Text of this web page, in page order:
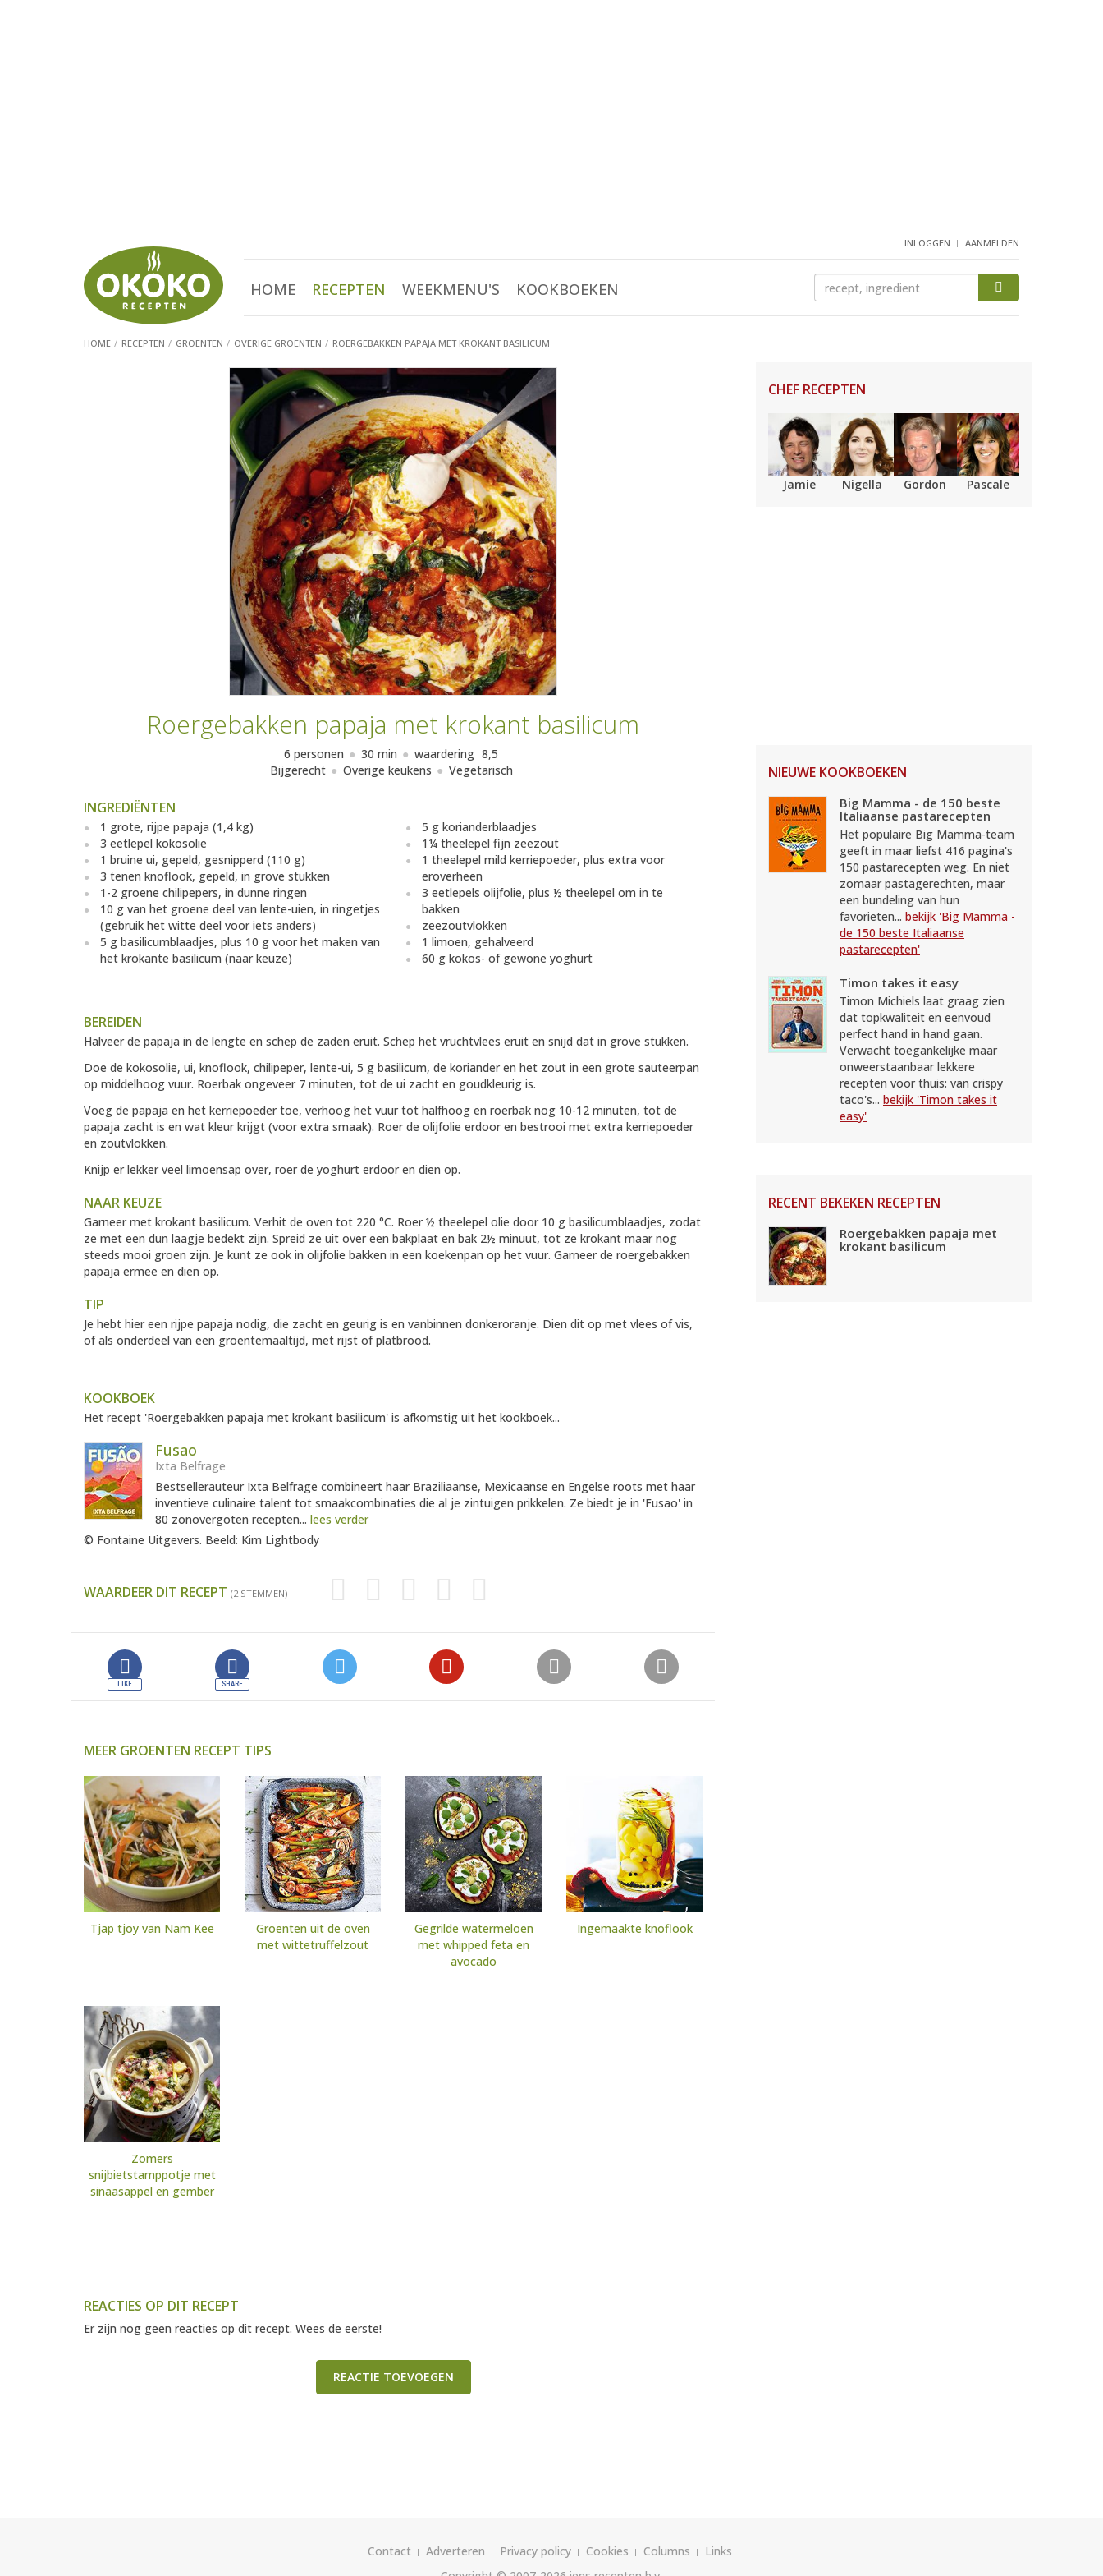
INLOGGEN AANMELDEN
HOME RECEPTEN WEEKMENU'S KOOKBOEKEN
HOME RECEPTEN GROENTEN OVERIGE GROENTEN ROERGEBAKKEN PAPAJA MET KROKANT BASILICUM
Roergebakken papaja met krokant basilicum
6 personen 30 min waardering 8,5
Bijgerecht
Overige keukens Vegetarisch
INGREDIËNTEN
1 grote, rijpe papaja (1,4 kg)
3 eetlepel kokosolie
1 bruine ui, gepeld, gesnipperd (110 g)
3 tenen knoflook, gepeld, in grove stukken
1-2 groene chilipepers, in dunne ringen
10 g van het groene deel van lente-uien, in ringetjes
(gebruik het witte deel voor iets anders)
5 g basilicumblaadjes, plus 10 g voor het maken van
het krokante basilicum (naar keuze)
5 g korianderblaadjes
1¼ theelepel fijn zeezout
1 theelepel mild kerriepoeder, plus extra voor
eroverheen
3 eetlepels olijfolie, plus ½ theelepel om in te
bakken
zeezoutvlokken
1 limoen, gehalveerd
60 g kokos- of gewone yoghurt
BEREIDEN
Halveer de papaja in de lengte en schep de zaden eruit. Schep het vruchtvlees eruit en snijd dat in grove stukken.
Doe de kokosolie, ui, knoflook, chilipeper, lente-ui, 5 g basilicum, de koriander en het zout in een grote sauteerpan
op middelhoog vuur. Roerbak ongeveer 7 minuten, tot de ui zacht en goudkleurig is.
Voeg de papaja en het kerriepoeder toe, verhoog het vuur tot halfhoog en roerbak nog 10-12 minuten, tot de
papaja zacht is en wat kleur krijgt (voor extra smaak). Roer de olijfolie erdoor en bestrooi met extra kerriepoeder
en zoutvlokken.
Knijp er lekker veel limoensap over, roer de yoghurt erdoor en dien op.
NAAR KEUZE
Garneer met krokant basilicum. Verhit de oven tot 220 °C. Roer ½ theelepel olie door 10 g basilicumblaadjes, zodat
ze met een dun laagje bedekt zijn. Spreid ze uit over een bakplaat en bak 2½ minuut, tot ze krokant maar nog
steeds mooi groen zijn. Je kunt ze ook in olijfolie bakken in een koekenpan op het vuur. Garneer de roergebakken
papaja ermee en dien op.
TIP
Je hebt hier een rijpe papaja nodig, die zacht en geurig is en vanbinnen donkeroranje. Dien dit op met vlees of vis,
of als onderdeel van een groentemaaltijd, met rijst of platbrood.
KOOKBOEK
Het recept 'Roergebakken papaja met krokant basilicum' is afkomstig uit het kookboek...
Fusao
Ixta Belfrage
Bestsellerauteur Ixta Belfrage combineert haar Braziliaanse, Mexicaanse en Engelse roots met haar
inventieve culinaire talent tot smaakcombinaties die al je zintuigen prikkelen. Ze biedt je in 'Fusao' in
80 zonovergoten recepten... lees verder
© Fontaine Uitgevers. Beeld: Kim Lightbody
WAARDEER DIT RECEPT (2 STEMMEN)
MEER GROENTEN RECEPT TIPS
Tjap tjoy van Nam Kee
Groenten uit de oven
met wittetruffelzout
Gegrilde watermeloen
met whipped feta en
avocado
Ingemaakte knoflook
Zomers
snijbietstamppotje met
sinaasappel en gember
REACTIES OP DIT RECEPT
Er zijn nog geen reacties op dit recept. Wees de eerste!
REACTIE TOEVOEGEN
CHEF RECEPTEN
Jamie Nigella Gordon Pascale
NIEUWE KOOKBOEKEN
Big Mamma - de 150 beste
Italiaanse pastarecepten
Het populaire Big Mamma-team
geeft in maar liefst 416 pagina's
150 pastarecepten weg. En niet
zomaar pastagerechten, maar
een bundeling van hun
favorieten... bekijk 'Big Mamma -
de 150 beste Italiaanse
pastarecepten'
Timon takes it easy
Timon Michiels laat graag zien
dat topkwaliteit en eenvoud
perfect hand in hand gaan.
Verwacht toegankelijke maar
onweerstaanbaar lekkere
recepten voor thuis: van crispy
taco's... bekijk 'Timon takes it
easy'
RECENT BEKEKEN RECEPTEN
Roergebakken papaja met
krokant basilicum
Contact Adverteren Privacy policy Cookies Columns
Links